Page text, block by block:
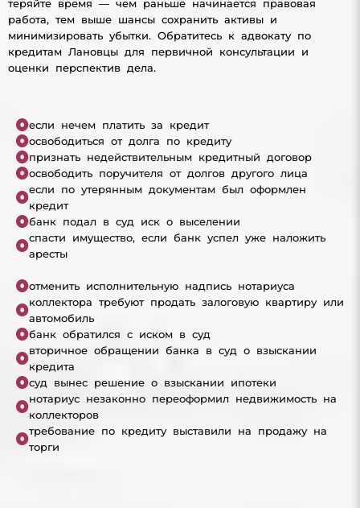
теряйте время — чем раньше начинается правовая
работа, тем выше шансы сохранить активы и
минимизировать убытки. Обратитесь к адвокату по
кредитам Лановцы для первичной консультации и
оценки перспектив дела.
если нечем платить за кредит
освободиться от долга по кредиту
признать недействительным кредитный договор
освободить поручителя от долгов другого лица
если по утерянным документам был оформлен
кредит
банк подал в суд иск о выселении
спасти имущество, если банк успел уже наложить
аресты
отменить исполнительную надпись нотариуса
коллектора требуют продать залоговую квартиру или
автомобиль
банк обратился с иском в суд
вторичное обращении банка в суд о взыскании
кредита
суд вынес решение о взыскании ипотеки
нотариус незаконно переоформил недвижимость на
коллекторов
требование по кредиту выставили на продажу на
торги